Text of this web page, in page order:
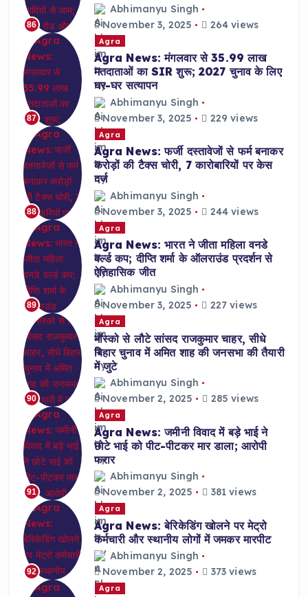
86
Abhimanyu Singh
November 3, 2025
264 views
87
Agra
Agra News: मंगलवार से 35.99 लाख
मतदाताओं का SIR शुरू; 2027 चुनाव के लिए
घर-घर सत्यापन
Abhimanyu Singh
November 3, 2025
229 views
88
Agra
Agra News: फर्जी दस्तावेजों से फर्म बनाकर
करोड़ों की टैक्स चोरी, 7 कारोबारियों पर केस
दर्ज
Abhimanyu Singh
November 3, 2025
244 views
89
Agra
Agra News: भारत ने जीता महिला वनडे
वर्ल्ड कप; दीप्ति शर्मा के ऑलराउंड प्रदर्शन से
ऐतिहासिक जीत
Abhimanyu Singh
November 3, 2025
227 views
90
Agra
मॉस्को से लौटे सांसद राजकुमार चाहर, सीधे
बिहार चुनाव में अमित शाह की जनसभा की तैयारी
में जुटे
Abhimanyu Singh
November 2, 2025
285 views
91
Agra
Agra News: जमीनी विवाद में बड़े भाई ने
छोटे भाई को पीट-पीटकर मार डाला; आरोपी
फरार
Abhimanyu Singh
November 2, 2025
381 views
92
Agra
Agra News: बेरिकेडिंग खोलने पर मेट्रो
कर्मचारी और स्थानीय लोगों में जमकर मारपीट
Abhimanyu Singh
November 2, 2025
373 views
Agra